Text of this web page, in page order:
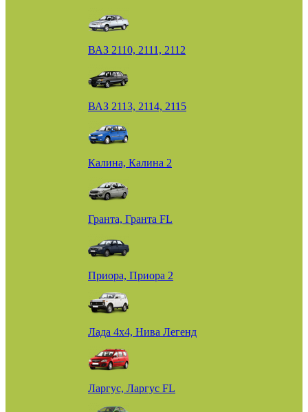
ВАЗ 2110, 2111, 2112
ВАЗ 2113, 2114, 2115
Калина, Калина 2
Гранта, Гранта FL
Приора, Приора 2
Лада 4х4, Нива Легенд
Ларгус, Ларгус FL